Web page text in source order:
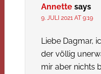
Annette says
9. JULI 2021 AT 9:19
Liebe Dagmar,
der völlig
mir aber nichts